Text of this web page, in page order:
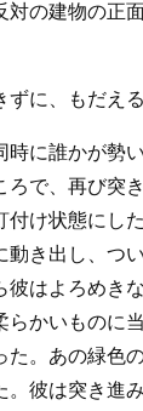
の建物の
に、もだえ
に誰かが
で、再び
け状態に
き出し、
はよろめ
かいもの
。あの緑
彼は突き